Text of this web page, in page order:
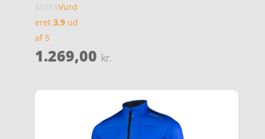
Vurd
eret 3.9ud
af 5
1.269,00 kr.